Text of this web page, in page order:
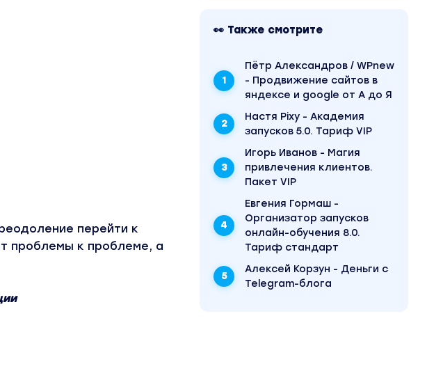
перейти к
проблемы к проблеме, а
👀 Также смотрите
Пётр Александров / WPnew
- Продвижение сайтов в
яндексе и google от А до Я
Настя Pixy - Академия
запусков 5.0. Тариф VIP
Игорь Иванов - Магия
привлечения клиентов.
Пакет VIP
Евгения Гормаш -
Организатор запусков
онлайн-обучения 8.0.
Тариф стандарт
Алексей Корзун - Деньги с
Telegram-блога